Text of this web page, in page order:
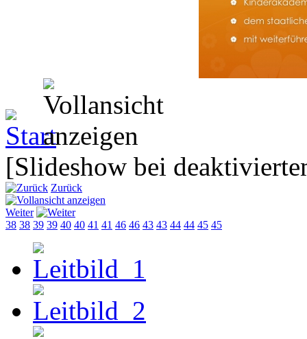
[Slideshow bei
Zurück
Weiter
38 38 39 39 40 40 41 41 46 46 43 43 44 44 45 45